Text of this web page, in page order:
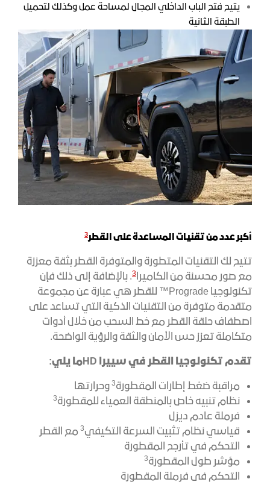
يتيح فتح الباب الداخلي المجال لمساحة عمل وكذلك لتحميل
الطبقة الثانية
أكبر عدد من تقنيات المساعدة على القطر3
تتيح لك التقنيات المتطورة والمتوفرة القطر بثقة معززة
مع صور محسنة من الكاميرا3. بالإضافة إلى ذلك فإن
تكنولوجيا Prograde™ للقطر هي عبارة عن مجموعة
متقدمة متوفرة من التقنيات الذكية التي تساعد على
اصطفاف حلقة القطر مع خط السحب من خلال أدوات
متكاملة تعزز حس الأمان والثقة والرؤية الواضحة.
تقدم تكنولوجيا القطر في سييرا HDما يلي:
مراقبة ضغط إطارات المقطورة3وحرارتها
نظام تنبيه خاص بالمنطقة العمياء للمقطورة3
فرملة عادم ديزل
قياسي نظام تثبيت السرعة التكيفي3 مع القطر
التحكم في تأرجح المقطورة
مؤشر طول المقطورة3
التحكم في فرملة المقطورة